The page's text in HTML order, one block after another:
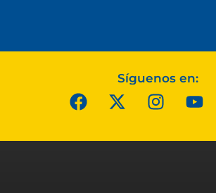
Síguenos en: